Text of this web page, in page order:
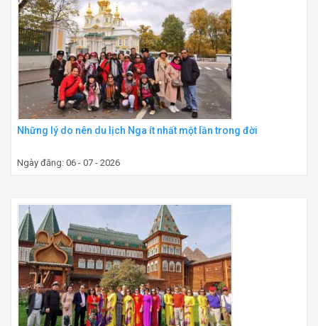
Những lý do nên du lịch Nga ít nhất một lần trong đời
Ngày đăng: 06 - 07 - 2026